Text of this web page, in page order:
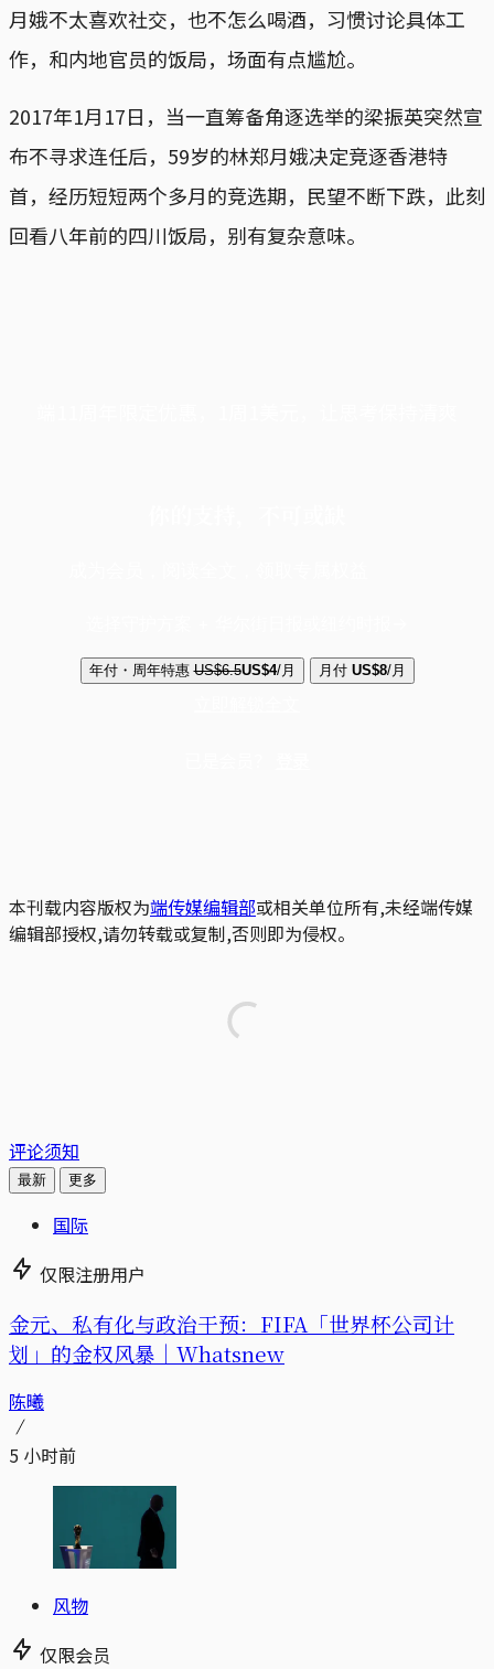
月娥不太喜欢社交，也不怎么喝酒，习惯讨论具体工
作，和内地官员的饭局，场面有点尴尬。
2017年1月17日，当一直筹备角逐选举的梁振英突然宣
布不寻求连任后，59岁的林郑月娥决定竞逐香港特
首，经历短短两个多月的竞选期，民望不断下跌，此刻
回看八年前的四川饭局，别有复杂意味。
年付・周年特惠 US$6.5US$4/月 月付 US$8/月
本刊载内容版权为端传媒编辑部或相关单位所有,未经端传媒
编辑部授权,请勿转载或复制,否则即为侵权。
评论须知
最新 更多
国际
仅限注册用户
金元、私有化与政治干预：FIFA「世界杯公司计
划」的金权风暴｜Whatsnew
陈曦
5 小时前
风物
仅限会员